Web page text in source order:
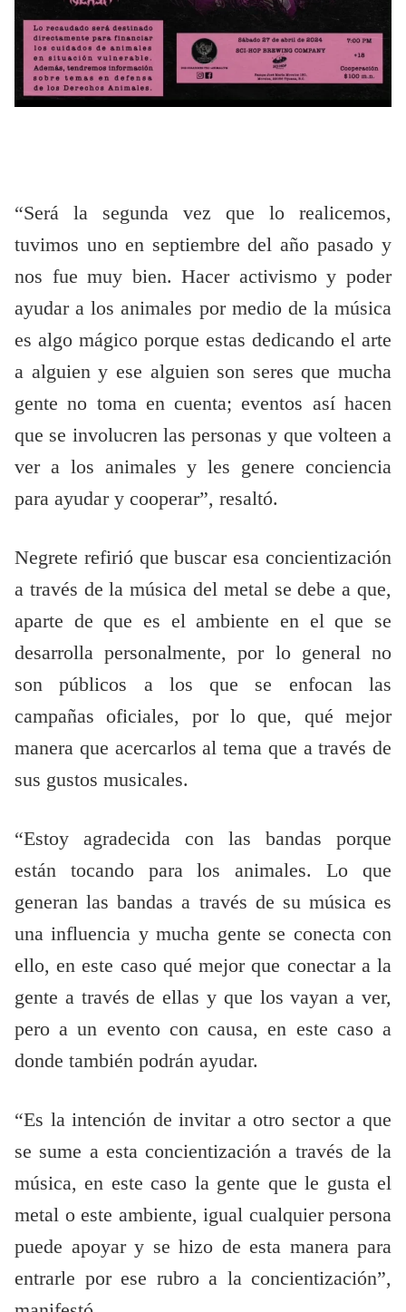
“Será la segunda vez que lo realicemos,
tuvimos uno en septiembre del año pasado y
nos fue muy bien. Hacer activismo y poder
ayudar a los animales por medio de la música
es algo mágico porque estas dedicando el arte
a alguien y ese alguien son seres que mucha
gente no toma en cuenta; eventos así hacen
que se involucren las personas y que volteen a
ver a los animales y les genere conciencia
para ayudar y cooperar”, resaltó.
Negrete refirió que buscar esa concientización
a través de la música del metal se debe a que,
aparte de que es el ambiente en el que se
desarrolla personalmente, por lo general no
son públicos a los que se enfocan las
campañas oficiales, por lo que, qué mejor
manera que acercarlos al tema que a través de
sus gustos musicales.
“Estoy agradecida con las bandas porque
están tocando para los animales. Lo que
generan las bandas a través de su música es
una influencia y mucha gente se conecta con
ello, en este caso qué mejor que conectar a la
gente a través de ellas y que los vayan a ver,
pero a un evento con causa, en este caso a
donde también podrán ayudar.
“Es la intención de invitar a otro sector a que
se sume a esta concientización a través de la
música, en este caso la gente que le gusta el
metal o este ambiente, igual cualquier persona
puede apoyar y se hizo de esta manera para
entrarle por ese rubro a la concientización”,